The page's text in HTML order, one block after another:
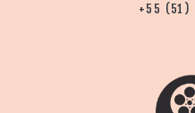
+55 (51)